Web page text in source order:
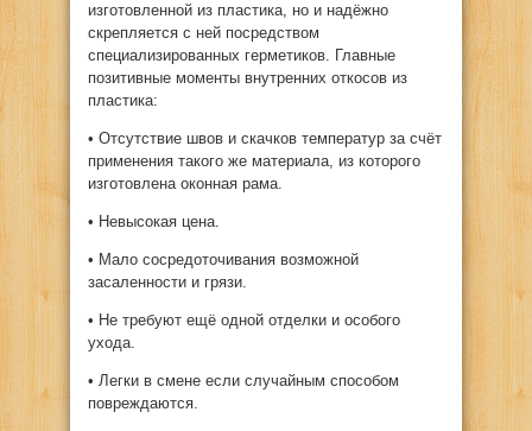
изготовленной из пластика, но и надёжно
скрепляется с ней посредством
специализированных герметиков. Главные
позитивные моменты внутренних откосов из
пластика:
• Отсутствие швов и скачков температур за счёт
применения такого же материала, из которого
изготовлена оконная рама.
• Невысокая цена.
• Мало сосредоточивания возможной
засаленности и грязи.
• Не требуют ещё одной отделки и особого
ухода.
• Легки в смене если случайным способом
повреждаются.